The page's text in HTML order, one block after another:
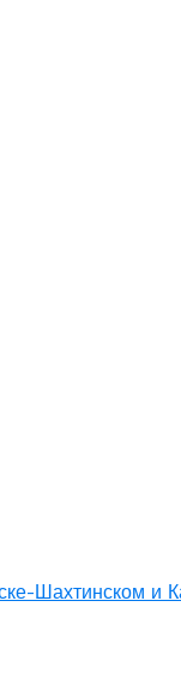
Шахтинском и